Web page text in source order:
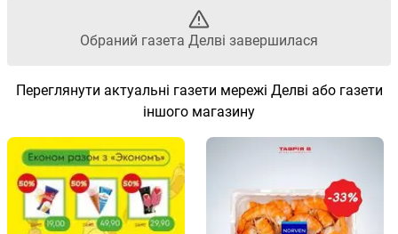
Обраний газета Делві завершилася
Переглянути актуальні газети мережі Делві або газети
іншого магазину